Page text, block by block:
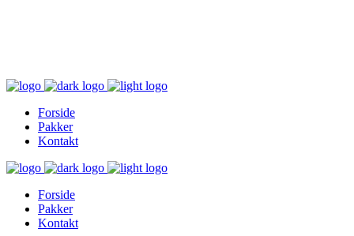
Forside
Pakker
Kontakt
Forside
Pakker
Kontakt